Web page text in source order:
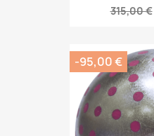
315,00 €
-95,00 €